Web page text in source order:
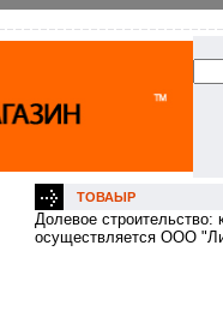
ТОВАЫР
Долевое строительство:
осуществляется ООО